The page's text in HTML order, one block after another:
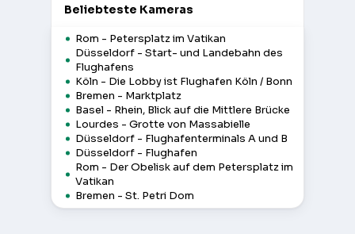
Beliebteste Kameras
Rom - Petersplatz im Vatikan
Düsseldorf - Start- und Landebahn des
Flughafens
Köln - Die Lobby ist Flughafen Köln / Bonn
Bremen - Marktplatz
Basel - Rhein, Blick auf die Mittlere Brücke
Lourdes - Grotte von Massabielle
Düsseldorf - Flughafenterminals A und B
Düsseldorf - Flughafen
Rom - Der Obelisk auf dem Petersplatz im
Vatikan
Bremen - St. Petri Dom